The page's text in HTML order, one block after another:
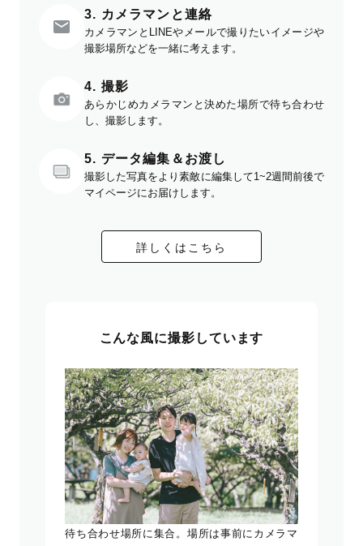
3. カメラマンと連絡
カメラマンとLINEやメールで撮りたいイメージや
撮影場所などを一緒に考えます。
4. 撮影
あらかじめカメラマンと決めた場所で待ち合わせ
し、撮影します。
5. データ編集＆お渡し
撮影した写真をより素敵に編集して1~2週間前後で
マイページにお届けします。
詳しくはこちら
こんな風に撮影しています
待ち合わせ場所に集合。場所は事前にカメラマ